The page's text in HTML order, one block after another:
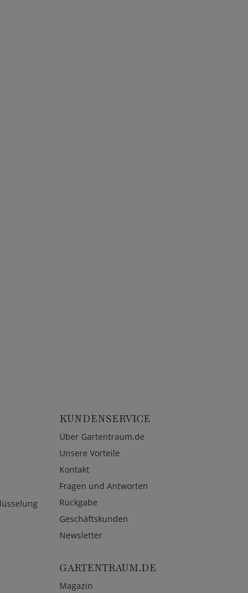
KUNDENSERVICE
Über Gartentraum.de
Unsere Vorteile
Kontakt
Fragen und Antworten
Rückgabe
Geschäftskunden
Newsletter
GARTENTRAUM.DE
Magazin